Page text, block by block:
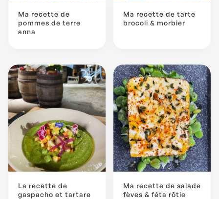
Ma recette de
pommes de terre
anna
Ma recette de tarte
brocoli & morbier
La recette de
gaspacho et tartare
Ma recette de salade
fèves & féta rôtie